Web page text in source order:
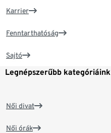
Karrier
Fenntarthatóság
Sajtó
Legnépszerűbb kategóriáink
Női divat
Női órák